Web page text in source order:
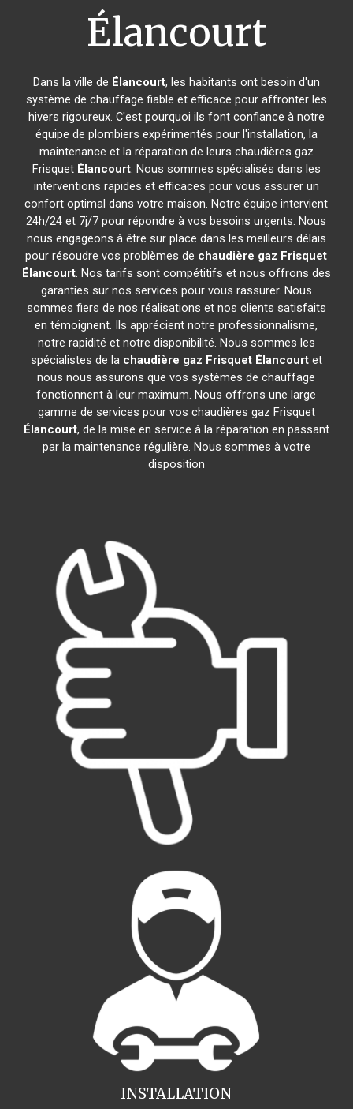
Élancourt
Dans la ville de Élancourt, les habitants ont besoin d'un
système de chauffage fiable et efficace pour affronter les
hivers rigoureux. C'est pourquoi ils font confiance à notre
équipe de plombiers expérimentés pour l'installation, la
maintenance et la réparation de leurs chaudières gaz
Frisquet Élancourt. Nous sommes spécialisés dans les
interventions rapides et efficaces pour vous assurer un
confort optimal dans votre maison. Notre équipe intervient
24h/24 et 7j/7 pour répondre à vos besoins urgents. Nous
nous engageons à être sur place dans les meilleurs délais
pour résoudre vos problèmes de chaudière gaz Frisquet
Élancourt. Nos tarifs sont compétitifs et nous offrons des
garanties sur nos services pour vous rassurer. Nous
sommes fiers de nos réalisations et nos clients satisfaits
en témoignent. Ils apprécient notre professionnalisme,
notre rapidité et notre disponibilité. Nous sommes les
spécialistes de la chaudière gaz Frisquet Élancourtet
nous nous assurons que vos systèmes de chauffage
fonctionnent à leur maximum. Nous offrons une large
gamme de services pour vos chaudières gaz Frisquet
Élancourt, de la mise en service à la réparation en passant
par la maintenance régulière. Nous sommes à votre
disposition
INSTALLATION